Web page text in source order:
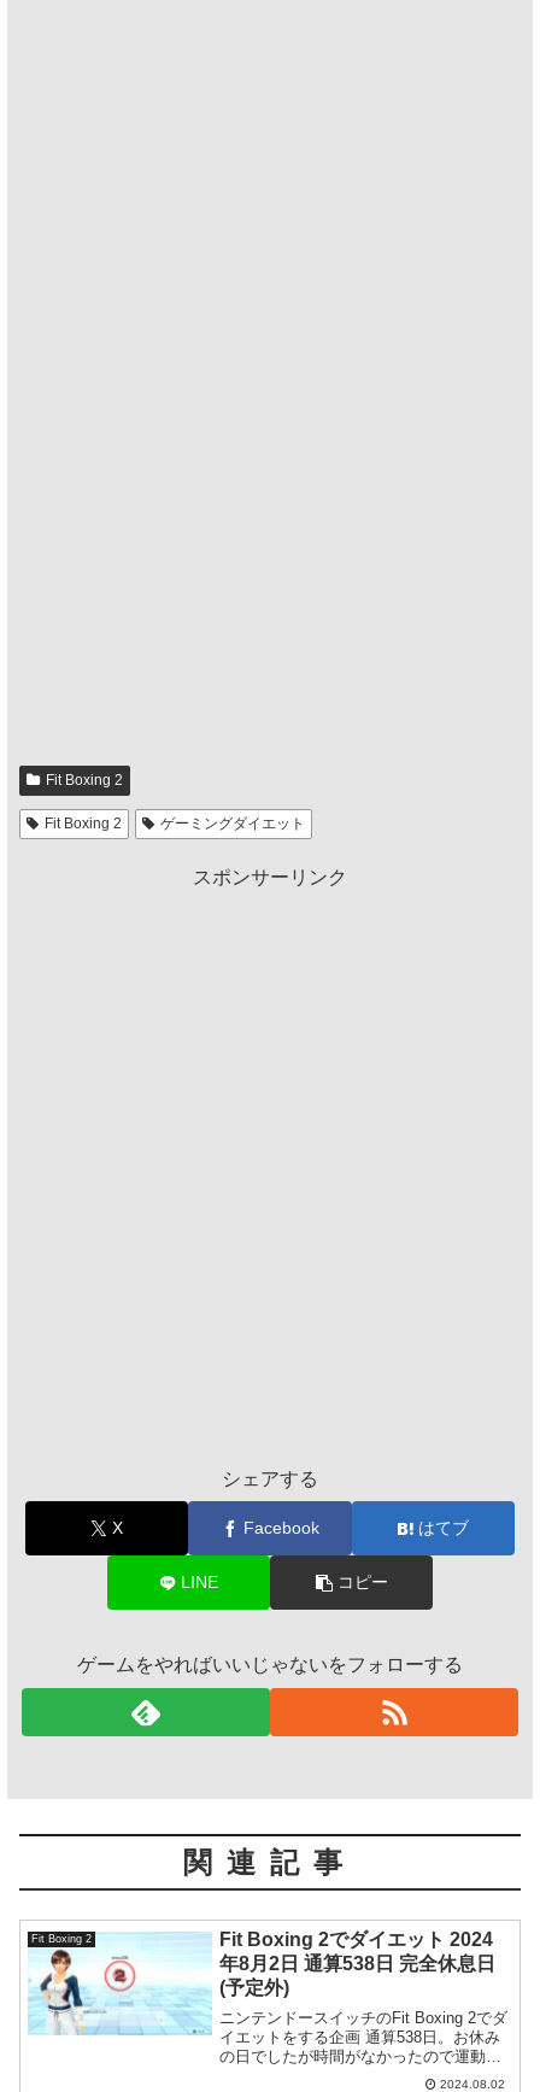
Fit Boxing 2
Fit Boxing 2 ゲーミングダイエット
スポンサーリンク
シェアする
X Facebook はてブ
LINE コピー
ゲームをやればいいじゃないをフォローする
関連記事
Fit Boxing 2
Fit Boxing 2でダイエット 2024
年8月2日 通算538日 完全休息日
(予定外)
ニンテンドースイッチのFit Boxing 2でダ
イエットをする企画 通算538日。お休み
の日でしたが時間がなかったので運動は
やめて完全休養日としました。 2024.08.02